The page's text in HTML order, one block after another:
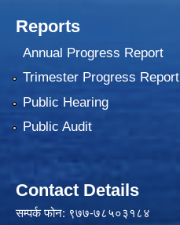
Reports
Annual Progress Report
Trimester Progress Report
Public Hearing
Public Audit
Contact Details
सम्पर्क फोन: ९७७-७८५०३१८४